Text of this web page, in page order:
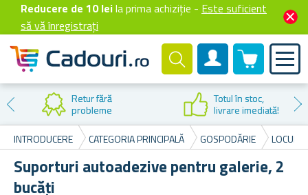
Reducere de 10 leila prima achiziție - Este suficient
să vă înregistrați
Cont client
0 produselor
Retur fără
probleme
Totul în stoc,
livrare imediată!
INTRODUCERE
CATEGORIA PRINCIPALĂ GOSPODĂRIE
Suporturi autoadezive pentru galerie, 2
bucăți